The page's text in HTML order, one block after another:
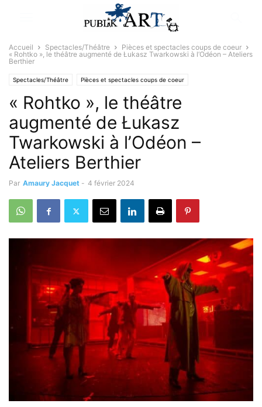
Accueil Spectacles/Théâtre
Pièces et spectacles coups de coeur
« Rohtko », le théâtre augmenté de Łukasz Twarkowski à l’Odéon – Ateliers
Berthier
Spectacles/Théâtre Pièces et spectacles coups de coeur
« Rohtko », le théâtre
augmenté de Łukasz
Twarkowski à l’Odéon –
Ateliers Berthier
Par Amaury Jacquet - 4 février 2024